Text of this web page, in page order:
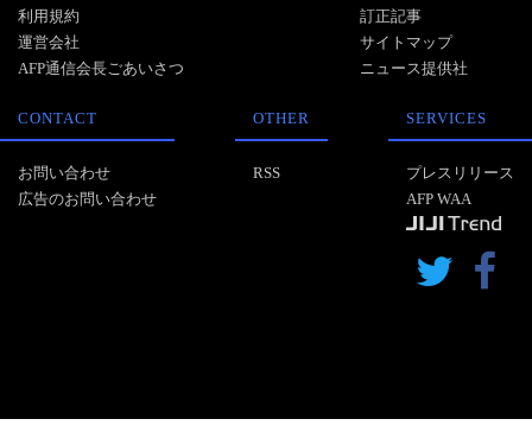
利用規約
運営会社
AFP通信会長ごあいさつ
訂正記事
サイトマップ
ニュース提供社
CONTACT
お問い合わせ
広告のお問い合わせ
OTHER
RSS
SERVICES
プレスリリース
AFP WAA